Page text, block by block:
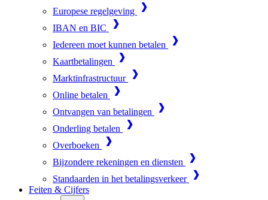
Europese regelgeving
IBAN en BIC
Iedereen moet kunnen betalen
Kaartbetalingen
Marktinfrastructuur
Online betalen
Ontvangen van betalingen
Onderling betalen
Overboeken
Bijzondere rekeningen en diensten
Standaarden in het betalingsverkeer
Feiten & Cijfers